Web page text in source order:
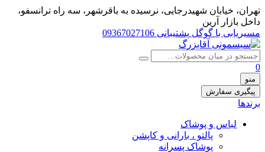
تهران، خيابان شهيدرجايى، نرسیده به باقرشهر، سه راه ترانسفو،
داخل بازار آرین
مسیریابی با گوگل پشتیبانی 09367027106
0
منو
پیگیری سفارش
برندها
لباس و پوشاک
پالتو ، بارانی و کاپشن
پوشاک پسرانه